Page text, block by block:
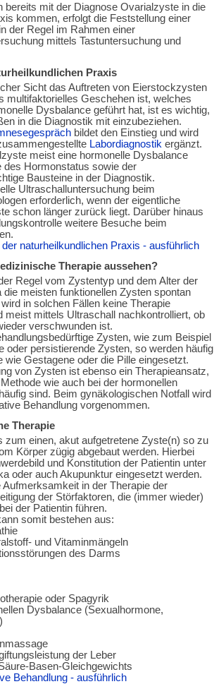
bereits mit der Diagnose Ovarialzyste in die
kommen, erfolgt die Feststellung einer
der Regel im Rahmen einer
mittels Tastuntersuchung und
Praxis
Sicht das Auftreten von Eierstockzysten
multifaktorielles Geschehen ist, welches
Dysbalance geführt hat, ist es wichtig,
in die Diagnostik mit einzubeziehen.
bildet den Einstieg und wird
Labordiagnostik ergänzt.
meist eine hormonelle Dysbalance
des Hormonstatus sowie der
Bausteine in der Diagnostik.
Ultraschalluntersuchung beim
erforderlich, wenn der eigentliche
schon länger zurück liegt. Darüber hinaus
weitere Besuche beim
der naturheilkundlichen Praxis - ausführlich
Therapie aussehen?
Regel vom Zystentyp und dem Alter der
die meisten funktionellen Zysten spontan
in solchen Fällen keine Therapie
meist mittels Ultraschall nachkontrolliert, ob
verschwunden ist.
Zysten, wie zum Beispiel
oder persistierende Zysten, so werden häufig
Gestagene oder die Pille eingesetzt.
von Zysten ist ebenso ein Therapieansatz,
wie auch bei der hormonellen
sind. Beim gynäkologischen Notfall wird
Behandlung vorgenommen.
Therapie
zum einen, akut aufgetretene Zyste(n) so zu
Körper zügig abgebaut werden. Hierbei
und Konstitution der Patientin unter
oder auch Akupunktur eingesetzt werden.
Aufmerksamkeit in der Therapie der
der Störfaktoren, die (immer wieder)
der Patientin führen.
somit bestehen aus:
und Vitaminmängeln
des Darms
oder Spagyrik
Dysbalance (Sexualhormone,
der Leber
Basen-Gleichgewichts
Behandlung - ausführlich